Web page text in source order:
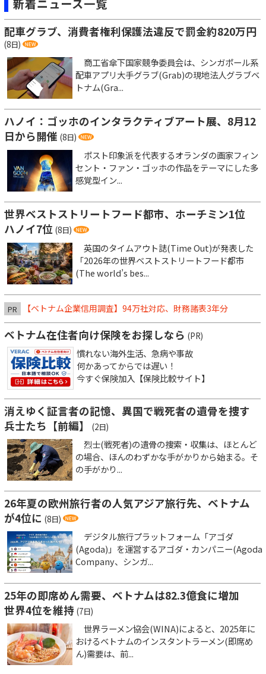
新着ニュース一覧
配車グラブ、消費者権利保護法違反で罰金約820万円
(8日)
商工省傘下国家競争委員会は、シンガポール系
配車アプリ大手グラブ(Grab)の現地法人グラブベ
トナム(Gra...
ハノイ：ゴッホのインタラクティブアート展、8月12
日から開催 (8日)
ポスト印象派を代表するオランダの画家フィン
セント・ファン・ゴッホの作品をテーマにした多
感覚型イン...
世界ベストストリートフード都市、ホーチミン1位
ハノイ7位 (8日)
英国のタイムアウト誌(Time Out)が発表した
「2026年の世界ベストストリートフード都市
(The world’s bes...
PR 【ベトナム企業信用調査】94万社対応、財務諸表3年分
ベトナム在住者向け保険をお探しなら (PR)
慣れない海外生活、急病や事故
何かあってからでは遅い！
今すぐ保険加入【保険比較サイト】
消えゆく証言者の記憶、異国で戦死者の遺骨を捜す
兵士たち【前編】
(2日)
烈士(戦死者)の遺骨の捜索・収集は、ほとんど
の場合、ほんのわずかな手がかりから始まる。そ
の手がかり...
26年夏の欧州旅行者の人気アジア旅行先、ベトナム
が4位に (8日)
デジタル旅行プラットフォーム「アゴダ
(Agoda)」を運営するアゴダ・カンパニー(Agoda
Company、シンガ...
25年の即席めん需要、ベトナムは82.3億食に増加
世界4位を維持 (7日)
世界ラーメン協会(WINA)によると、2025年に
おけるベトナムのインスタントラーメン(即席め
ん)需要は、前...